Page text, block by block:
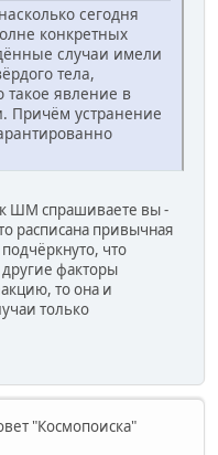
сегодня
конкретных
случаи имели
тела,
такое явление в
Причём устранение
ШМ спрашиваете вы -
расписана привычная
что
факторы
то она и
только
"Космопоиска"